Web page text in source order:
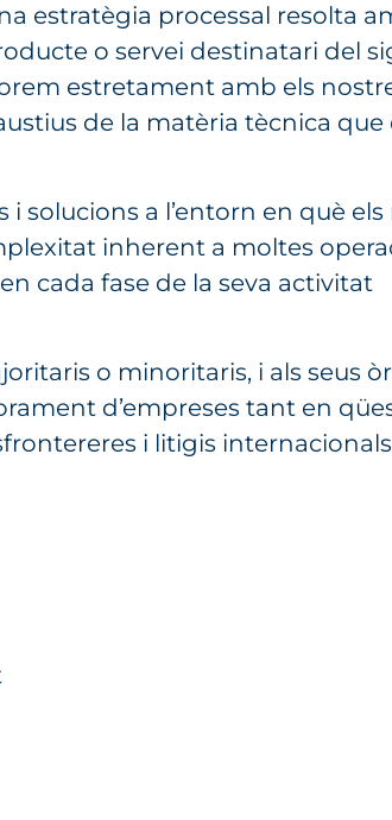
estratègia processal resolta
o servei destinatari del
estretament amb els
de la matèria tècnica que
solucions a l’entorn en què els
inherent a moltes
cada fase de la seva activitat
o minoritaris, i als seus
d’empreses tant en
i litigis